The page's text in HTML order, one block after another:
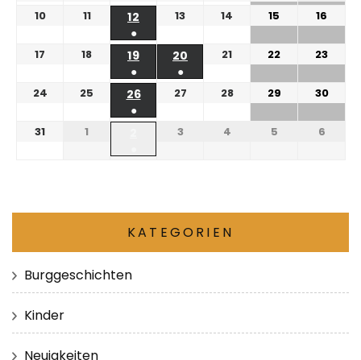
10
11
12
●
13 14 15 16
17 18
19
●
20
●
21 22 23
24 25
26
●
27 28 29 30
31 1 3 4 5 6
KATEGORIEN
Burggeschichten
Kinder
Neuigkeiten